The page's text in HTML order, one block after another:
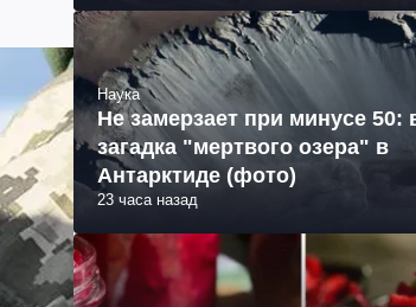
Наука
Не замерзает при минусе 50:
загадка "мертвого озера" в
Антарктиде (фото)
23 часа назад